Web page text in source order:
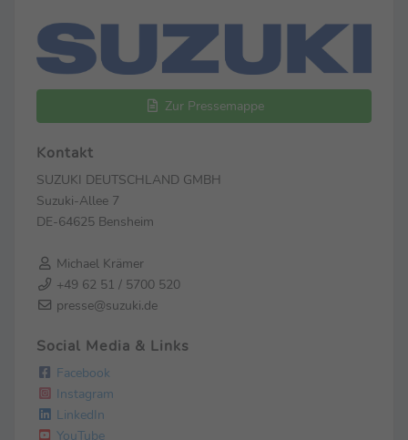
Zur Pressemappe
Kontakt
SUZUKI DEUTSCHLAND GMBH
Suzuki-Allee 7
DE-64625 Bensheim
Michael Krämer
+49 62 51 / 5700 520
presse@suzuki.de
Social Media & Links
Facebook
Instagram
LinkedIn
YouTube